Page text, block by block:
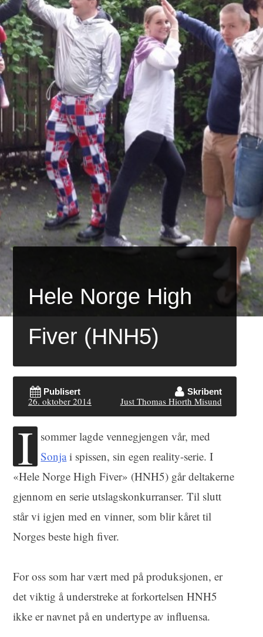
Hele Norge High
Fiver (HNH5)
Publisert
26. oktober 2014
Skribent
Just Thomas Hiorth Misund
I sommer lagde vennegjengen vår, med
Sonjai spissen, sin egen reality-serie. I
«Hele Norge High Fiver» (HNH5) går deltakerne
gjennom en serie utslagskonkurranser. Til slutt
står vi igjen med en vinner, som blir kåret til
Norges beste high fiver.
For oss som har vært med på produksjonen, er
det viktig å understreke at forkortelsen HNH5
ikke er navnet på en undertype av influensa.